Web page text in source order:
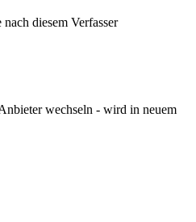
nach diesem Verfasser
wechseln - wird in neuem